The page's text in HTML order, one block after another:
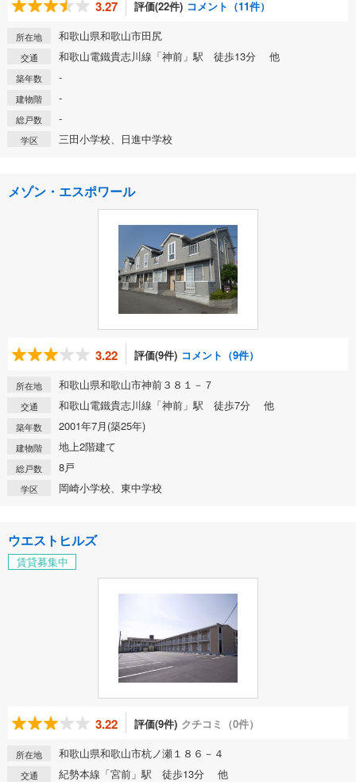
3.27 評価(22件) コメント（11件）
所在地 和歌山県和歌山市田尻
交通 和歌山電鐵貴志川線「神前」駅 徒歩13分 他
築年数 -
建物階 -
総戸数 -
学区 三田小学校、日進中学校
メゾン・エスポワール
3.22 評価(9件) コメント（9件）
所在地 和歌山県和歌山市神前３８１－７
交通 和歌山電鐵貴志川線「神前」駅 徒歩7分 他
築年数 2001年7月(築25年)
建物階 地上2階建て
総戸数 8戸
学区 岡崎小学校、東中学校
ウエストヒルズ
賃貸募集中
3.22 評価(9件) クチコミ（0件）
所在地 和歌山県和歌山市杭ノ瀬１８６－４
交通 紀勢本線「宮前」駅 徒歩13分 他